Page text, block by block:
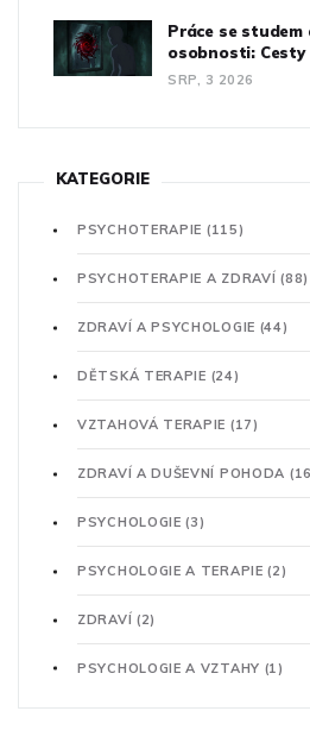
Práce se studem
osobnosti:
SRP, 3 2026
KATEGORIE
PSYCHOTERAPIE (115)
PSYCHOTERAPIE A ZDRAVÍ(88)
ZDRAVÍ A PSYCHOLOGIE (44)
DĚTSKÁ TERAPIE (24)
VZTAHOVÁ TERAPIE (17)
ZDRAVÍ A DUŠEVNÍ POHODA
PSYCHOLOGIE(3)
PSYCHOLOGIE A TERAPIE(2)
ZDRAVÍ (2)
PSYCHOLOGIE A VZTAHY (1)